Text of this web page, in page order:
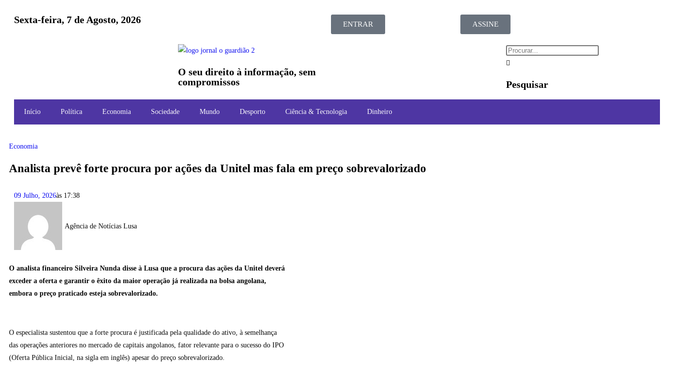
Sexta-feira, 7 de Agosto, 2026 ENTRAR ASSINE
O seu direito à informação, sem
compromissos
Pesquisar
Início Política Economia Sociedade Mundo Desporto Ciência & Tecnologia Dinheiro
Economia
Analista prevê forte procura por ações da Unitel mas fala em preço sobrevalorizado
09 Julho, 2026às 17:38
Agência de Notícias Lusa
O analista financeiro Silveira Nunda disse à Lusa que a procura das ações da Unitel deverá
exceder a oferta e garantir o êxito da maior operação já realizada na bolsa angolana,
embora o preço praticado esteja sobrevalorizado.
O especialista sustentou que a forte procura é justificada pela qualidade do ativo, à semelhança
das operações anteriores no mercado de capitais angolanos, fator relevante para o sucesso do IPO
(Oferta Pública Inicial, na sigla em inglês) apesar do preço sobrevalorizado.